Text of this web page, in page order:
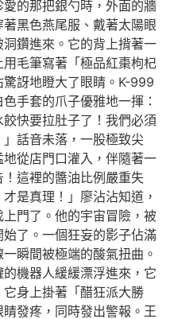
的那把銀勺時，外面的牆
黑色燕尾服、戴著太陽眼
鑽進來。它的背上揹著一
毛筆寫著「極品紅棗枸杞
訝地瞪大了眼睛。K-999
手套的爪子優雅地一揮：
餃快要拉肚子了！我們必須
話音未落，一股極致尖
地從店門口灌入，伴隨著一
這裡的醬油比例嚴重失
是真理！」廖沾沾知道，
門了。他的宇宙冒險，被
了。一個狂妄的影子佔滿
瞬間被極端的酸氣扭曲。
的機器人緩緩漂浮進來，它
身上掛著「醋狂派大勝
發疼，同時發出警報。王